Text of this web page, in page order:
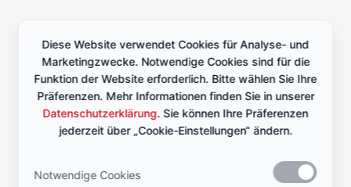
Empfehlungen und Neuigkeiten aus unserer Apotheke in München-
Großhadern.
E-Mail-Adresse*
Diese Website verwendet Cookies für Analyse- und
Marketingzwecke. Notwendige Cookies sind für die
Funktion der Website erforderlich. Bitte wählen Sie Ihre
Präferenzen. Mehr Informationen finden Sie in unserer
Datenschutzerklärung. Sie können Ihre Präferenzen
jederzeit über „Cookie-Einstellungen“ ändern.
Notwendige Cookies